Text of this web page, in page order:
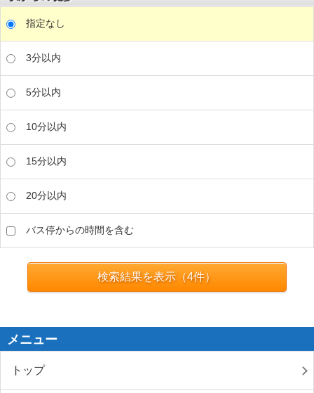
指定なし
3分以内
5分以内
10分以内
15分以内
20分以内
バス停からの時間を含む
検索結果を表示（4件）
メニュー
トップ